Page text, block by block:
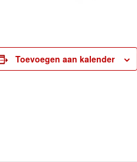
Toevoegen aan kalender